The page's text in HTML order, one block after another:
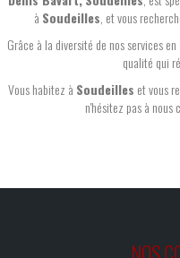
à Soudeilles, et vous
Grâce à la diversité de nos services en
qualité qui
Vous habitez à Soudeilles et vous
n'hésitez pas à nous